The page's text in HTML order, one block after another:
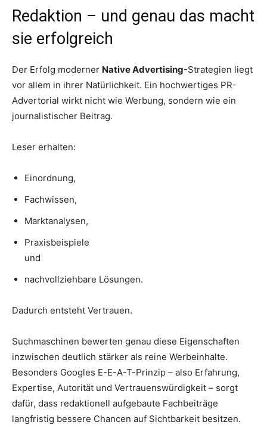
Redaktion – und genau das macht
sie erfolgreich
Der Erfolg moderner Native Advertising-Strategien liegt
vor allem in ihrer Natürlichkeit. Ein hochwertiges PR-
Advertorial wirkt nicht wie Werbung, sondern wie ein
journalistischer Beitrag.
Leser erhalten:
Einordnung,
Fachwissen,
Marktanalysen,
Praxisbeispiele
und
nachvollziehbare Lösungen.
Dadurch entsteht Vertrauen.
Suchmaschinen bewerten genau diese Eigenschaften
inzwischen deutlich stärker als reine Werbeinhalte.
Besonders Googles E-E-A-T-Prinzip – also Erfahrung,
Expertise, Autorität und Vertrauenswürdigkeit – sorgt
dafür, dass redaktionell aufgebaute Fachbeiträge
langfristig bessere Chancen auf Sichtbarkeit besitzen.